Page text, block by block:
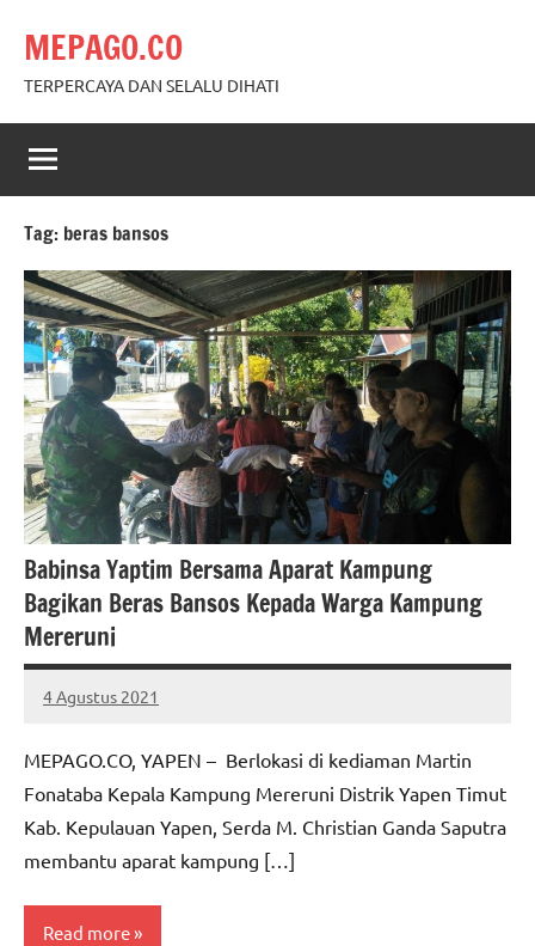
content
MEPAGO.CO
TERPERCAYA DAN SELALU DIHATI
Tag: beras bansos
Babinsa Yaptim Bersama Aparat Kampung
Bagikan Beras Bansos Kepada Warga Kampung
Mereruni
4 Agustus 2021
MEPAGO
No
MEPAGO.CO, YAPEN – Berlokasi di kediaman Martin
Fonataba Kepala Kampung Mereruni Distrik Yapen Timut
Kab. Kepulauan Yapen, Serda M. Christian Ganda Saputra
membantu aparat kampung […]
Read more